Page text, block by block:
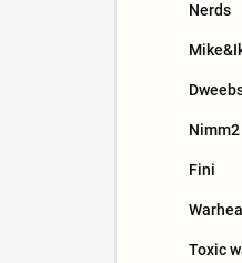
Nerds
Fini
Toxic